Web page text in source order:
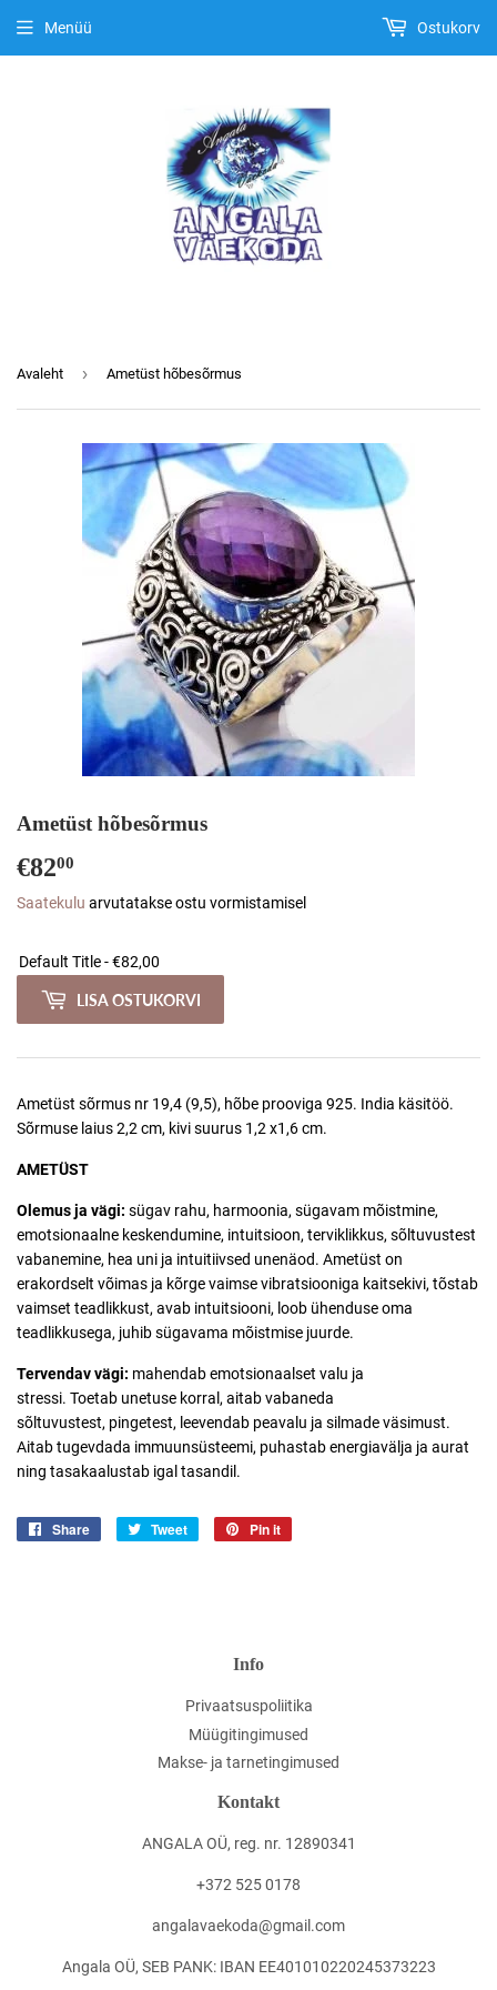
Menüü Ostukorv
Avaleht › Ametüst hõbesõrmus
Ametüst hõbesõrmus
€8200
Saatekulu arvutatakse ostu vormistamisel
LISA OSTUKORVI
Ametüst sõrmus nr 19,4 (9,5), hõbe prooviga 925. India käsitöö.
Sõrmuse laius 2,2 cm, kivi suurus 1,2 x1,6 cm.
AMETÜST
Olemus ja vägi: sügav rahu, harmoonia, sügavam mõistmine,
emotsionaalne keskendumine, intuitsioon, terviklikkus, sõltuvustest
vabanemine, hea uni ja intuitiivsed unenäod. Ametüst on
erakordselt võimas ja kõrge vaimse vibratsiooniga kaitsekivi, tõstab
vaimset teadlikkust, avab intuitsiooni, loob ühenduse oma
teadlikkusega, juhib sügavama mõistmise juurde.
Tervendav vägi: mahendab emotsionaalset valu ja
stressi. Toetab unetuse korral, aitab vabaneda
sõltuvustest, pingetest, leevendab peavalu ja silmade väsimust.
Aitab tugevdada immuunsüsteemi, puhastab energiavälja ja aurat
ning tasakaalustab igal tasandil.
Share
Jaga
Tweet
Jaga
Pin it
Info
Privaatsuspoliitika
Müügitingimused
Makse- ja tarnetingimused
Kontakt
ANGALA OÜ, reg. nr. 12890341
+372 525 0178
angalavaekoda@gmail.com
Angala OÜ, SEB PANK: IBAN EE401010220245373223